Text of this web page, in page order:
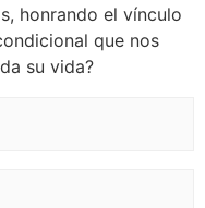
honrando el vínculo
que nos
su vida?